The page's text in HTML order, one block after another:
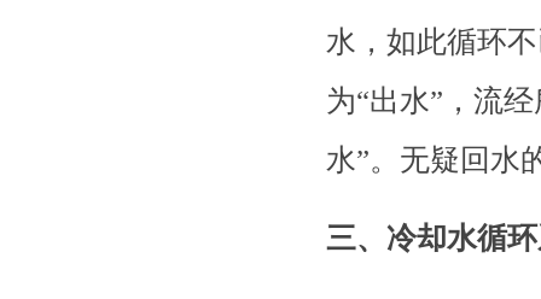
水，如此循环
为“出水”，流
水”。无疑回水
三、冷却水循